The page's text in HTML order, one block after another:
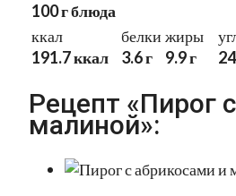
100 г блюда
ккал
191.7 ккал
белки
3.6 г
жиры
9.9 г
Рецепт «Пирог
малиной»: